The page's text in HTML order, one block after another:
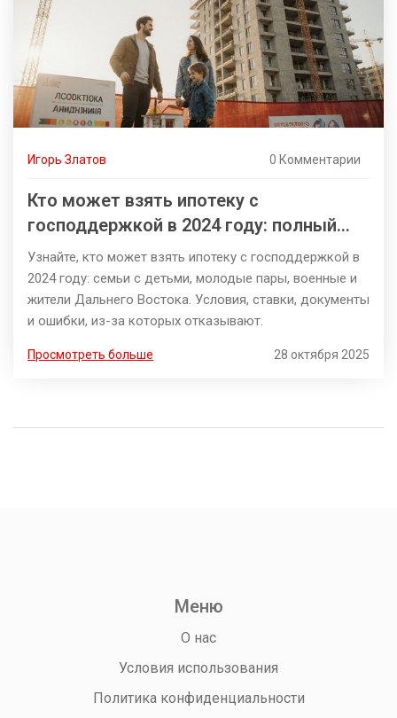
Игорь Златов 0 Комментарии
Кто может взять ипотеку с
господдержкой в 2024 году: полный
список условий
Узнайте, кто может взять ипотеку с господдержкой в
2024 году: семьи с детьми, молодые пары, военные и
жители Дальнего Востока. Условия, ставки, документы
и ошибки, из-за которых отказывают.
Просмотреть больше 28 октября 2025
Меню
О нас
Условия использования
Политика конфиденциальности